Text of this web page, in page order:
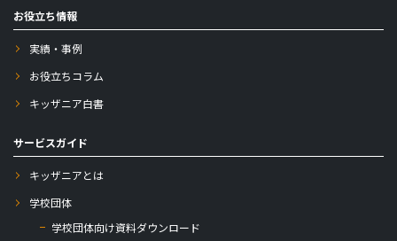
お役立ち情報
実績・事例
お役立ちコラム
キッザニア白書
サービスガイド
キッザニアとは
学校団体
学校団体向け資料ダウンロード